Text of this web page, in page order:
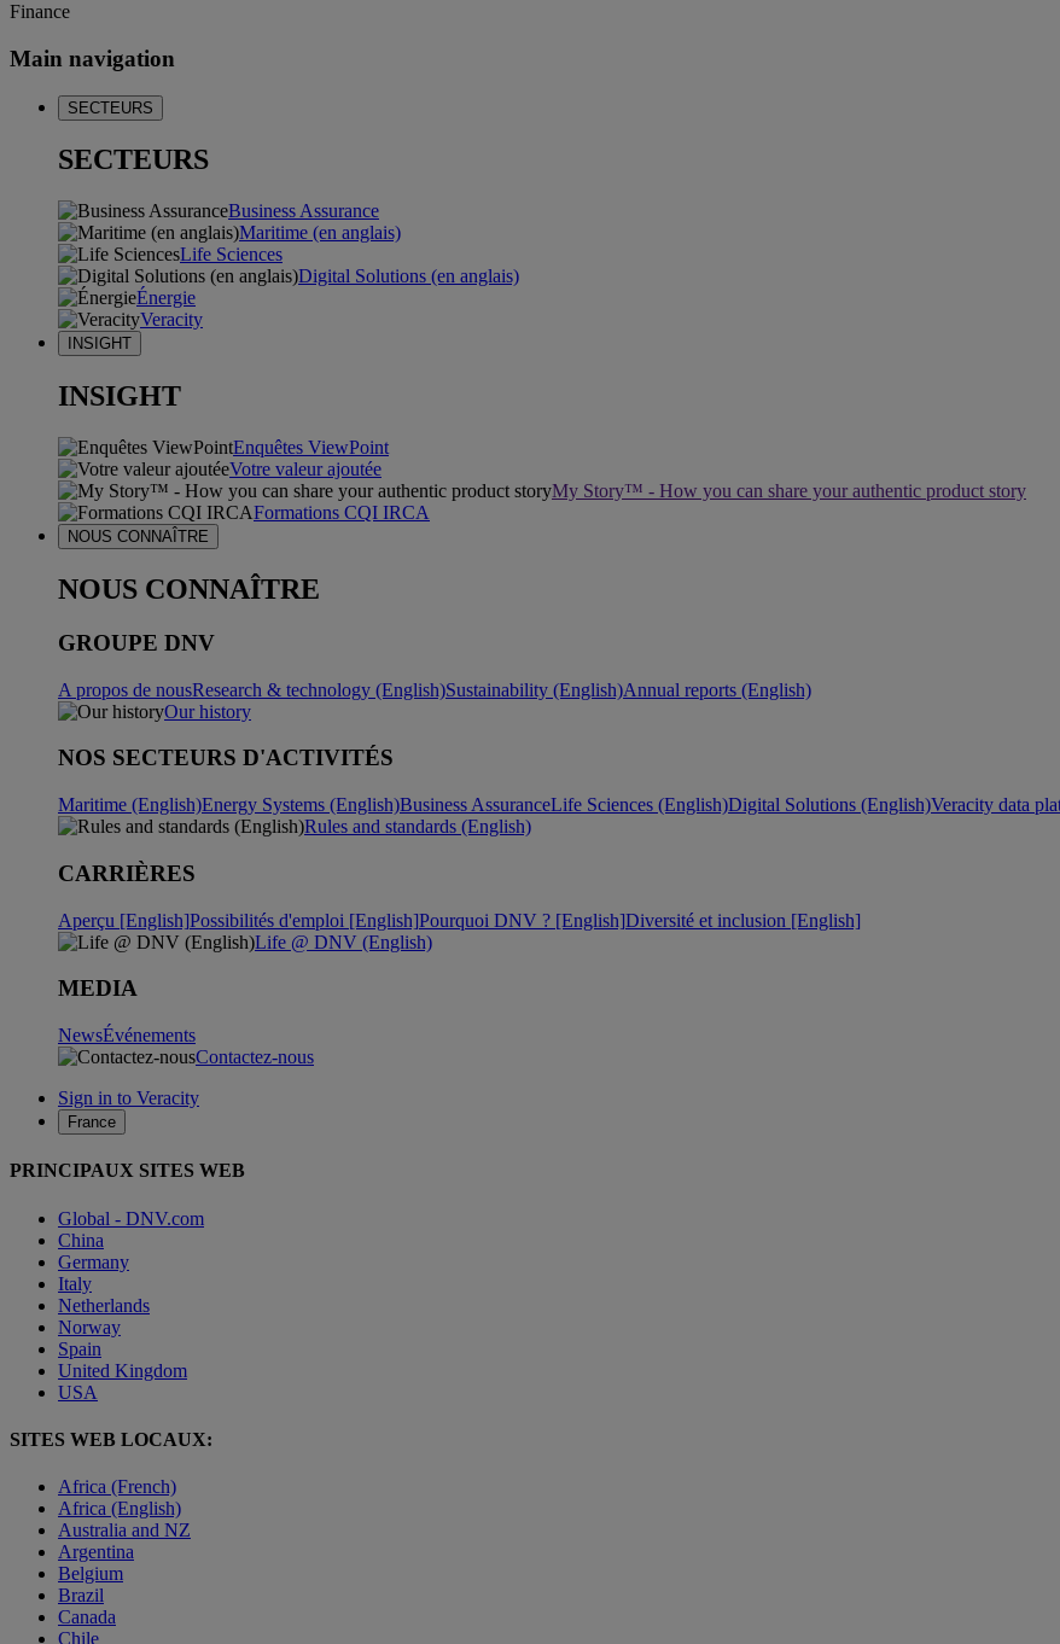
Finance
Main navigation
SECTEURS
SECTEURS
Business Assurance
Maritime (en anglais)
Life Sciences
Digital Solutions (en anglais)
Énergie
Veracity
INSIGHT
INSIGHT
Enquêtes ViewPoint
Votre valeur ajoutée
My Story™ - How you can share your authentic product story
Formations CQI IRCA
NOUS CONNAÎTRE
NOUS CONNAÎTRE
GROUPE DNV
A propos de nousResearch & technology (English)Sustainability (English)Annual reports (English)
Our history
NOS SECTEURS D'ACTIVITÉS
Maritime (English)Energy Systems (English)Business AssuranceLife Sciences (English)Digital Solutions (English)Veracity data
Rules and standards (English)
CARRIÈRES
Aperçu [English]Possibilités d'emploi [English]Pourquoi DNV ? [English]Diversité et inclusion [English]
Life @ DNV (English)
MEDIA
NewsÉvénements
Contactez-nous
Sign in to Veracity
France
PRINCIPAUX SITES WEB
Global - DNV.com
China
Germany
Italy
Netherlands
Norway
Spain
United Kingdom
USA
SITES WEB LOCAUX:
Africa (French)
Africa (English)
Australia and NZ
Argentina
Belgium
Brazil
Canada
Chile